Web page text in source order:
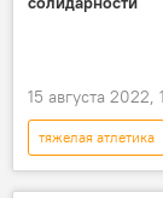
15 августа 2022,
тяжелая атлетика
Игры исламской